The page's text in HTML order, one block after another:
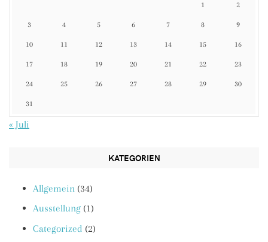
1 2
3 4 5 6 7 8 9
10 11 12 13 14 15 16
17 18 19 20 21 22 23
24 25 26 27 28 29 30
31
« Juli
KATEGORIEN
Allgemein (34)
Ausstellung (1)
Categorized (2)